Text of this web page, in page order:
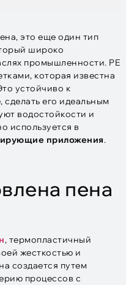
это еще один тип
широко
промышленности. PE
которая известна
устойчиво к
его идеальным
водостойкости и
используется в
приложения.
пена
, термопластичный
жесткостью и
создается путем
процессов с